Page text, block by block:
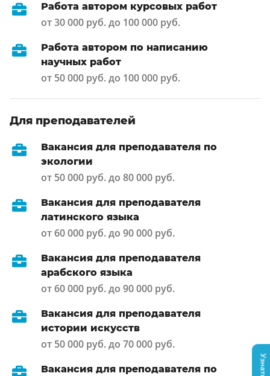
Работа автором курсовых работ
от 30 000 руб. до 100 000 руб.
Работа автором по написанию
научных работ
от 50 000 руб. до 100 000 руб.
Для преподавателей
Вакансия для преподавателя по
экологии
от 50 000 руб. до 80 000 руб.
Вакансия для преподавателя
латинского языка
от 60 000 руб. до 90 000 руб.
Вакансия для преподавателя
арабского языка
от 60 000 руб. до 90 000 руб.
Вакансия для преподавателя
истории искусств
от 50 000 руб. до 70 000 руб.
Вакансия для преподавателя по